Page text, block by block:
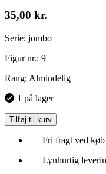
35,00 kr.
Serie: jombo
Figur nr.: 9
Rang: Almindelig
1 på lager
Tilføj til kurv
Fri fragt ved
Lynhurtig